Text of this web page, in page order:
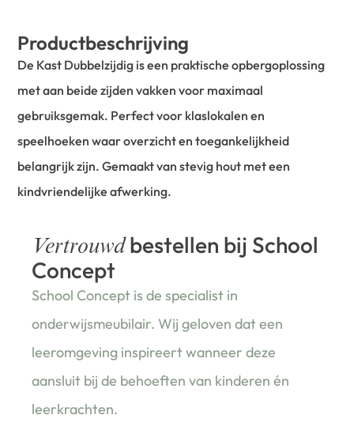
Productbeschrijving
De Kast Dubbelzijdig is een praktische opbergoplossing
met aan beide zijden vakken voor maximaal
gebruiksgemak. Perfect voor klaslokalen en
speelhoeken waar overzicht en toegankelijkheid
belangrijk zijn. Gemaakt van stevig hout met een
kindvriendelijke afwerking.
Vertrouwdbestellen bij School
Concept
School Concept is de specialist in
onderwijsmeubilair. Wij geloven dat een
leeromgeving inspireert wanneer deze
aansluit bij de behoeften van kinderen én
leerkrachten.